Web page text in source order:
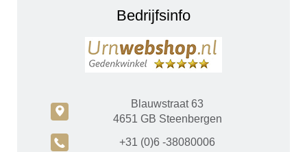
Bedrijfsinfo
c
Blauwstraat 63
4651 GB Steenbergen
A +31 (0)6 -38080006